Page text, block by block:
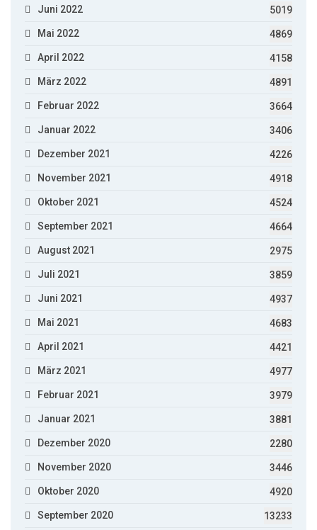
Juni 2022 5019
Mai 2022 4869
April 2022 4158
März 2022 4891
Februar 2022 3664
Januar 2022 3406
Dezember 2021 4226
November 2021 4918
Oktober 2021 4524
September 2021 4664
August 2021 2975
Juli 2021 3859
Juni 2021 4937
Mai 2021 4683
April 2021 4421
März 2021 4977
Februar 2021 3979
Januar 2021 3881
Dezember 2020 2280
November 2020 3446
Oktober 2020 4920
September 2020 13233